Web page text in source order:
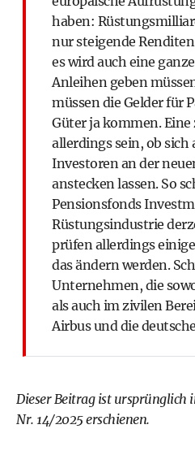
haben:
nur steigende
es wird auch eine
Anleihen geben
müssen die Gelder für
Güter ja kommen.
allerdings sein, ob
Investoren an der
anstecken lassen. So
Pensionsfonds
Rüstungsindustrie
prüfen allerdings
das ändern werden.
Unternehmen, die
als auch im zivilen
Airbus und die
Dieser Beitrag ist ursprünglich
Nr. 14/2025 erschienen.